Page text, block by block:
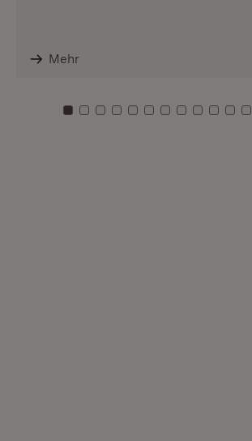
Mehr
Zu Kachel: 0
Zu Kachel: 1
Zu Kachel: 2
Zu Kachel: 3
Zu Kachel: 4
Zu Kachel: 5
Zu Kachel: 6
ZuZuZuZu